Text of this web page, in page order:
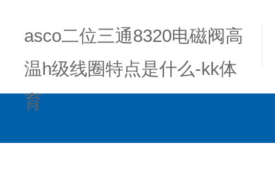
asco二位三通8320电磁阀高
温h级线圈特点是什么-kk体
育